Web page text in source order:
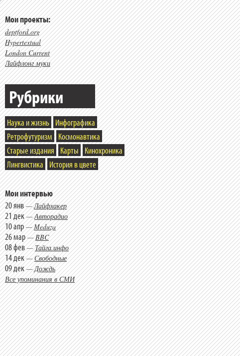
Мои проекты:
deptford.org
Hypertextual
London Current
Лайфлонг муки
Рубрики
Наука и жизнь Инфографика
Ретрофутуризм
Космонавтика
Старые издания
Карты
Кинохроника
Лингвистика
История в цвете
Мои интервью
20 янв—Лайфхакер
21 дек—Авторадио
10 апр—Meduza
26 мар—BBC
08 фев—Тайга.инфо
14 дек—Свободные
09 дек—Дождь
Все упоминания в СМИ